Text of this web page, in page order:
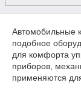
Автомобильные
подобное
для комфорта
приборов,
применяются